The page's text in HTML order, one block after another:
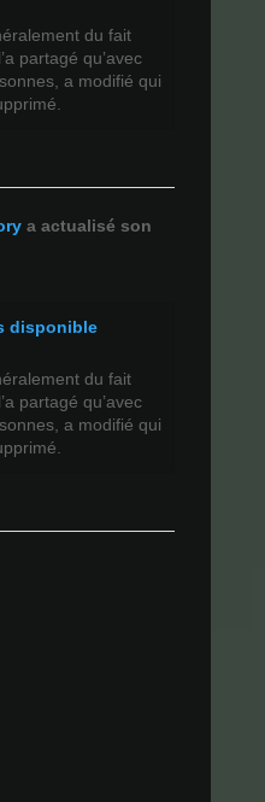
du fait
partagé qu’avec
a modifié qui
a actualisé son
disponible
du fait
partagé qu’avec
a modifié qui